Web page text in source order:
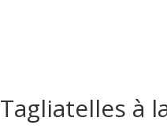
Tagliatelles à